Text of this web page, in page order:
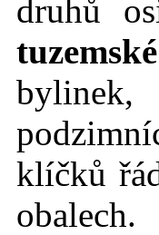
druhů
klíčků
obalech.